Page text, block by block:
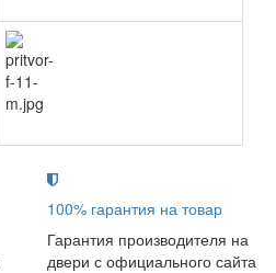
100% гарантия на товар
Гарантия производителя на
двери с официального сайта